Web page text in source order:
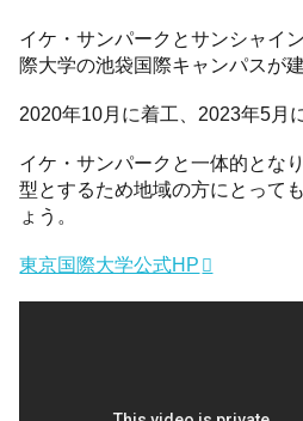
イケ・サンパークとサンシャイ
際大学の池袋国際キャンパスが
2020年10月に着工、2023年5月
イケ・サンパークと一体的とな
型とするため地域の方にとって
ょう。
東京国際大学公式HP